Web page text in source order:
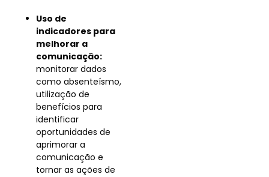
Uso de
indicadores para
melhorar a
comunicação:
monitorar dados
como absenteísmo,
utilização de
benefícios para
identificar
oportunidades de
aprimorar a
comunicação e
tornar as ações de